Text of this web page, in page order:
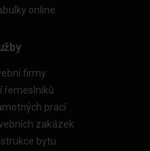
online
firmy
řemeslníků
prací
zakázek
bytu